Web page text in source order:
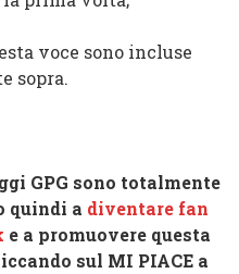
voce sono incluse
sopra.
GPG sono totalmente
quindi a diventare fan
e a promuovere questa
sul MI PIACE a